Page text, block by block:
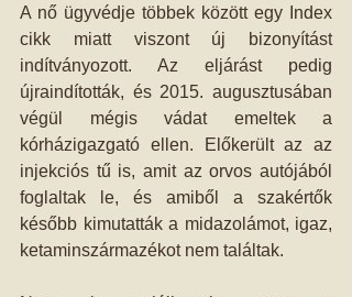
A nő ügyvédje többek között egy Index
cikk miatt viszont új bizonyítást
indítványozott. Az eljárást pedig
újraindították, és 2015. augusztusában
végül mégis vádat emeltek a
kórházigazgató ellen. Előkerült az az
injekciós tű is, amit az orvos autójából
foglaltak le, és amiből a szakértők
később kimutatták a midazolámot, igaz,
ketaminszármazékot nem találtak.